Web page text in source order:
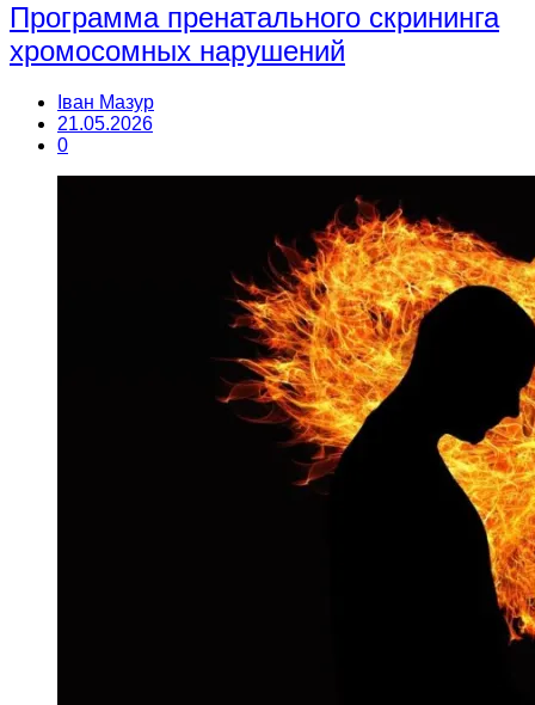
Программа пренатального скрининга
хромосомных нарушений
Іван Мазур
21.05.2026
0